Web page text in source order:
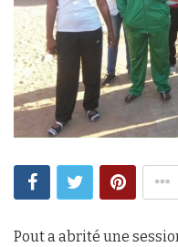
Pout a abrité une